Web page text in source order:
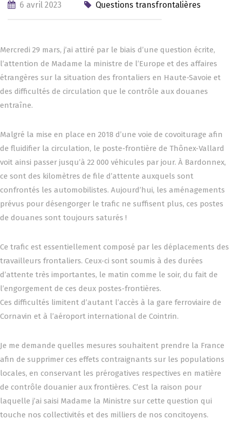
6 avril 2023 Questions transfrontalières
Mercredi 29 mars, j’ai attiré par le biais d’une question écrite,
l’attention de Madame la ministre de l’Europe et des affaires
étrangères sur la situation des frontaliers en Haute-Savoie et
des difficultés de circulation que le contrôle aux douanes
entraîne.
Malgré la mise en place en 2018 d’une voie de covoiturage afin
de fluidifier la circulation, le poste-frontière de Thônex-Vallard
voit ainsi passer jusqu’à 22 000 véhicules par jour. À Bardonnex,
ce sont des kilomètres de file d’attente auxquels sont
confrontés les automobilistes. Aujourd’hui, les aménagements
prévus pour désengorger le trafic ne suffisent plus, ces postes
de douanes sont toujours saturés !
Ce trafic est essentiellement composé par les déplacements des
travailleurs frontaliers. Ceux-ci sont soumis à des durées
d’attente très importantes, le matin comme le soir, du fait de
l’engorgement de ces deux postes-frontières.
Ces difficultés limitent d’autant l’accès à la gare ferroviaire de
Cornavin et à l’aéroport international de Cointrin.
Je me demande quelles mesures souhaitent prendre la France
afin de supprimer ces effets contraignants sur les populations
locales, en conservant les prérogatives respectives en matière
de contrôle douanier aux frontières. C’est la raison pour
laquelle j’ai saisi Madame la Ministre sur cette question qui
touche nos collectivités et des milliers de nos concitoyens.